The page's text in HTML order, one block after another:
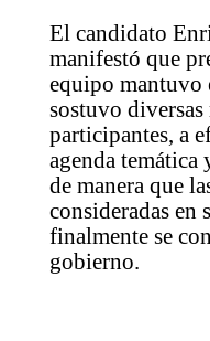
El candidato
manifestó que
equipo mantuvo
sostuvo
participantes, a
agenda temática
de manera que
consideradas en
finalmente se
gobierno.